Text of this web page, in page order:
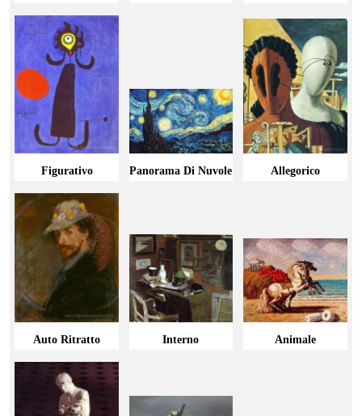
Figurativo Panorama Di Nuvole Allegorico
Auto Ritratto Interno Animale